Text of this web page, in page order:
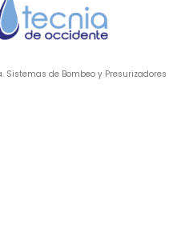
Sistemas de Bombeo y Presurizadores